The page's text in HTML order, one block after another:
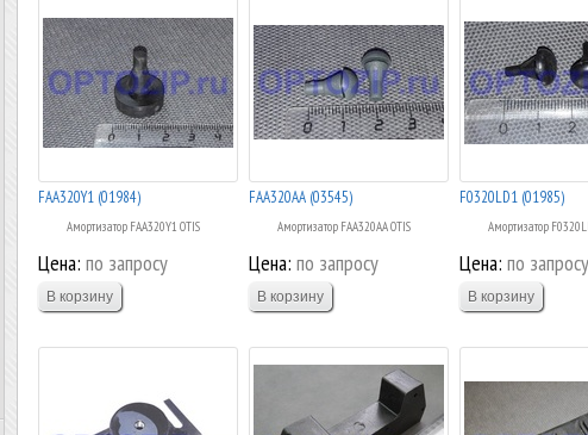
FAA320Y1 (01984)
Амортизатор FAA320Y1 OTIS
Цена: по запросу
FAA320AA (03545)
Амортизатор FAA320AA OTIS
Цена: по запросу
F0320LD1 (01985)
Амортизатор
Цена: по запросу